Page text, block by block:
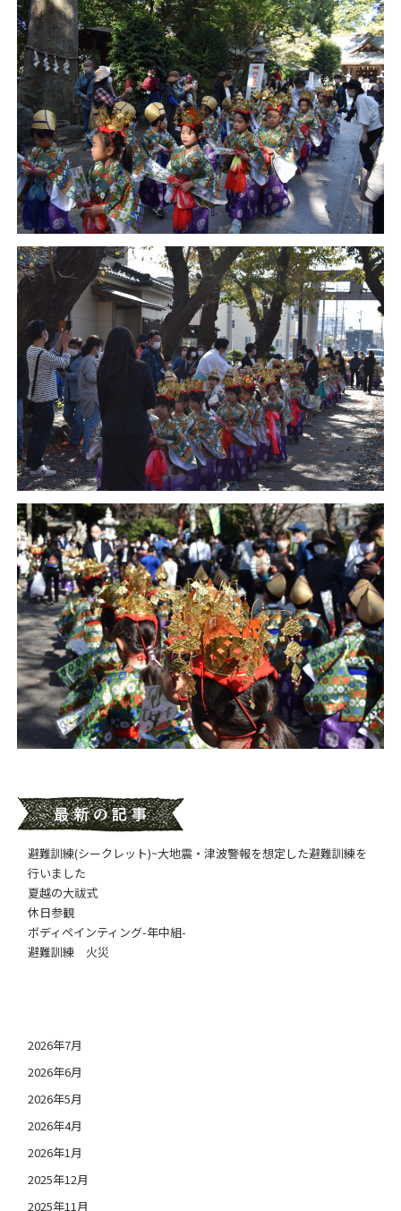
避難訓練(シークレット)~大地震・津波警報を想定した避難訓練を
行いました
夏越の大祓式
休日参観
ボディペインティング-年中組-
避難訓練 火災
2026年7月
2026年6月
2026年5月
2026年4月
2026年1月
2025年12月
2025年11月